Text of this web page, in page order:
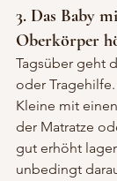
3. Das Baby
Oberkörper
Tagsüber geht
oder
Kleine mit
der Matratze
gut erhöht
unbedingt